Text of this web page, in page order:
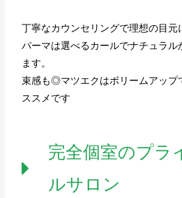
丁寧なカウンセリングで理想の目元
パーマは選べるカールでナチュラル
ます。
束感も◎マツエクはボリームアップ
ススメです
完全個室のプラ
ルサロン